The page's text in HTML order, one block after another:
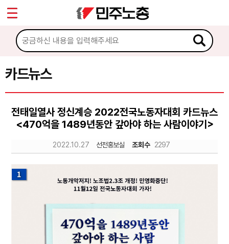
카드뉴스
전태일열사 정신계승 2022전국노동자대회 카드뉴스
<470억을 1489년동안 갚아야 하는 사람이야기>
2022.10.27 선전홍보실 조회수 2297
마이페이지
소개
소식
자료
문서자료
이미지자료
Sketchbook5, 스케치북5
Sketchbook5, 스케치북5